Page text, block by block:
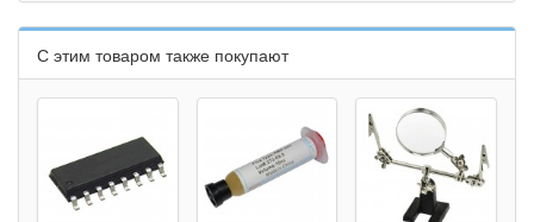
С этим товаром также покупают